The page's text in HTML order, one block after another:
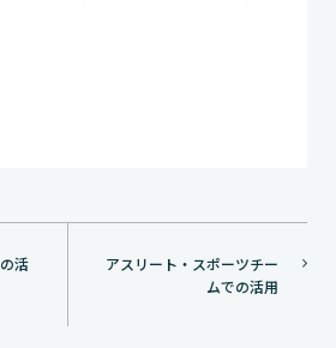
アスリート・スポーツチー
ムでの活用
活